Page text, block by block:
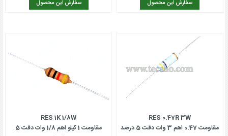
سفارش این محصول سفارش این محصول
RES 0.47R 3W
مقاومت 0.47 اهم 3 وات دقت 5 درصد
RES 1K 1/8W
مقاومت 1 کیلو اهم 1/8 وات دقت 5